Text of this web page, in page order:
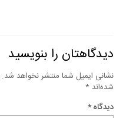
دیدگاهتان را بنویسید
نشانی ایمیل شما منتشر نخواهد شد.
شده‌اند *
دیدگاه*